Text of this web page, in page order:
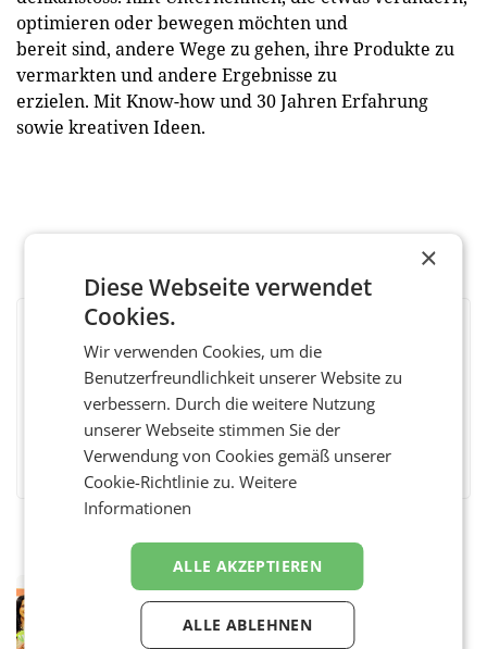
optimieren oder bewegen möchten und
bereit sind, andere Wege zu gehen, ihre Produkte zu
vermarkten und andere Ergebnisse zu
erzielen. Mit Know-how und 30 Jahren Erfahrung
sowie kreativen Ideen.
Eine Bühne für Zirkularität: ARA und
Müller informieren am POS über
×
Diese Webseite verwendet
Cookies.
Wir verwenden Cookies, um die
Benutzerfreundlichkeit unserer Website zu
verbessern. Durch die weitere Nutzung
unserer Webseite stimmen Sie der
Verwendung von Cookies gemäß unserer
Cookie-Richtlinie zu.Weitere
Informationen
ALLE AKZEPTIEREN
ALLE ABLEHNEN